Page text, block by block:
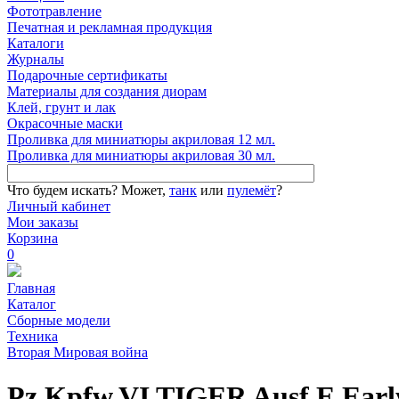
Фототравление
Печатная и рекламная продукция
Каталоги
Журналы
Подарочные сертификаты
Материалы для создания диорам
Клей, грунт и лак
Окрасочные маски
Проливка для миниатюры акриловая 12 мл.
Проливка для миниатюры акриловая 30 мл.
Что будем искать? Может, танк или пулемёт?
Личный кабинет
Мои заказы
Корзина
0
Главная
Каталог
Сборные модели
Техника
Вторая Мировая война